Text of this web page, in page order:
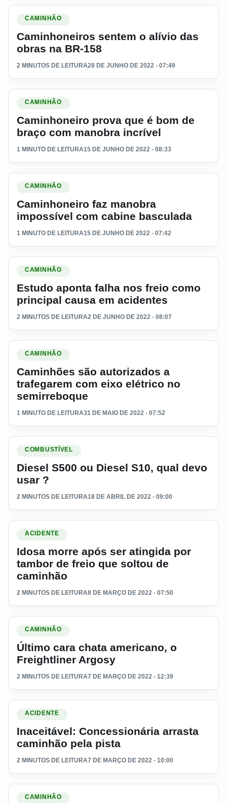
Ler materia: Caminhoneiros sentem o alívio das obras na
CAMINHÃO
Caminhoneiros sentem o alívio das
obras na BR-158
2 MINUTOS DE LEITURA28 DE JUNHO DE 2022 - 07:49
Ler materia: Caminhoneiro prova que é bom de braço com
CAMINHÃO
Caminhoneiro prova que é bom de
braço com manobra incrível
1 MINUTO DE LEITURA15 DE JUNHO DE 2022 - 08:33
Ler materia: Caminhoneiro faz manobra impossível com
CAMINHÃO
Caminhoneiro faz manobra
impossível com cabine basculada
1 MINUTO DE LEITURA15 DE JUNHO DE 2022 - 07:42
Ler materia: Estudo aponta falha nos freio como principal
CAMINHÃO
Estudo aponta falha nos freio como
principal causa em acidentes
2 MINUTOS DE LEITURA2 DE JUNHO DE 2022 - 08:07
Ler materia: Caminhões são autorizados a trafegarem com
CAMINHÃO
Caminhões são autorizados a
trafegarem com eixo elétrico no
semirreboque
1 MINUTO DE LEITURA31 DE MAIO DE 2022 - 07:52
Ler materia: Diesel S500 ou Diesel S10, qual devo usar ?
COMBUSTÍVEL
Diesel S500 ou Diesel S10, qual devo
usar ?
2 MINUTOS DE LEITURA18 DE ABRIL DE 2022 - 09:00
Ler materia: Idosa morre após ser atingida por tambor de
ACIDENTE
Idosa morre após ser atingida por
tambor de freio que soltou de
caminhão
2 MINUTOS DE LEITURA8 DE MARÇO DE 2022 - 07:50
Ler materia: Último cara chata americano, o Freightliner
CAMINHÃO
Último cara chata americano, o
Freightliner Argosy
2 MINUTOS DE LEITURA7 DE MARÇO DE 2022 - 12:39
Ler materia: Inaceitável: Concessionária arrasta caminhão
ACIDENTE
Inaceitável: Concessionária arrasta
caminhão pela pista
2 MINUTOS DE LEITURA7 DE MARÇO DE 2022 - 10:00
Ler materia: Carga gigante prende caminhoneiro na rua
CAMINHÃO